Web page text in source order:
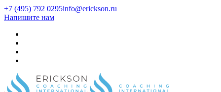
+7 (495) 792 0295info@erickson.ru
Напишите нам